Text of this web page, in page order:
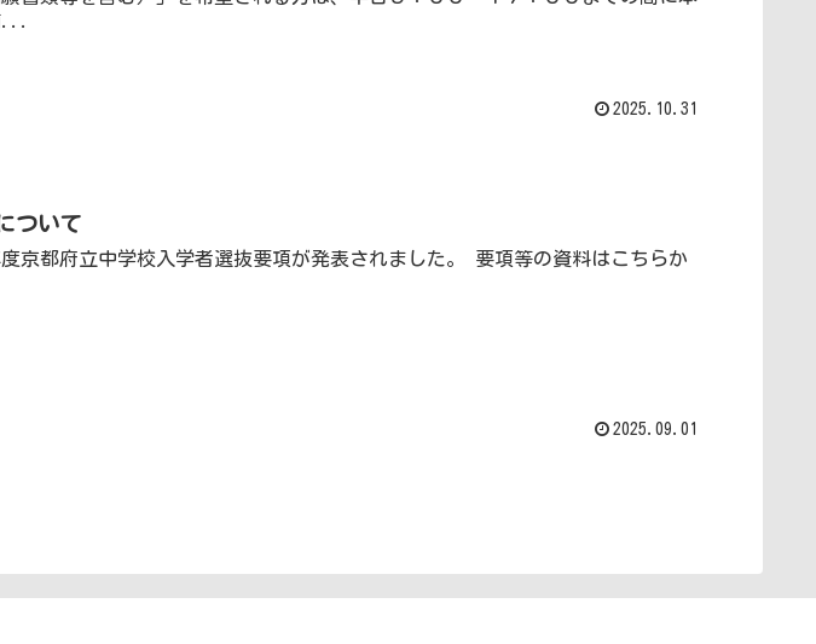
...
2025.10.31
ついて
中学校入学者選抜要項が発表されました。 要項等の資料はこちらか
2025.09.01